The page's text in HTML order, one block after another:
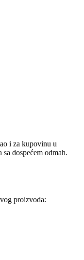
i za kupovinu u
dospećem odmah.
proizvoda: